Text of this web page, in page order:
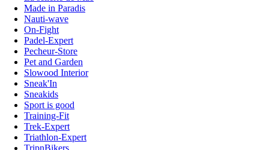
Made in Paradis
Nauti-wave
On-Fight
Padel-Expert
Pecheur-Store
Pet and Garden
Slowood Interior
Sneak'In
Sneakids
Sport is good
Training-Fit
Trek-Expert
Triathlon-Expert
TripnBikers